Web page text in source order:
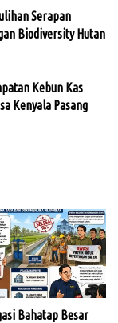
Serapan
Biodiversity Hutan
Kebun Kas
Kenyala Pasang
Bahatap Besar